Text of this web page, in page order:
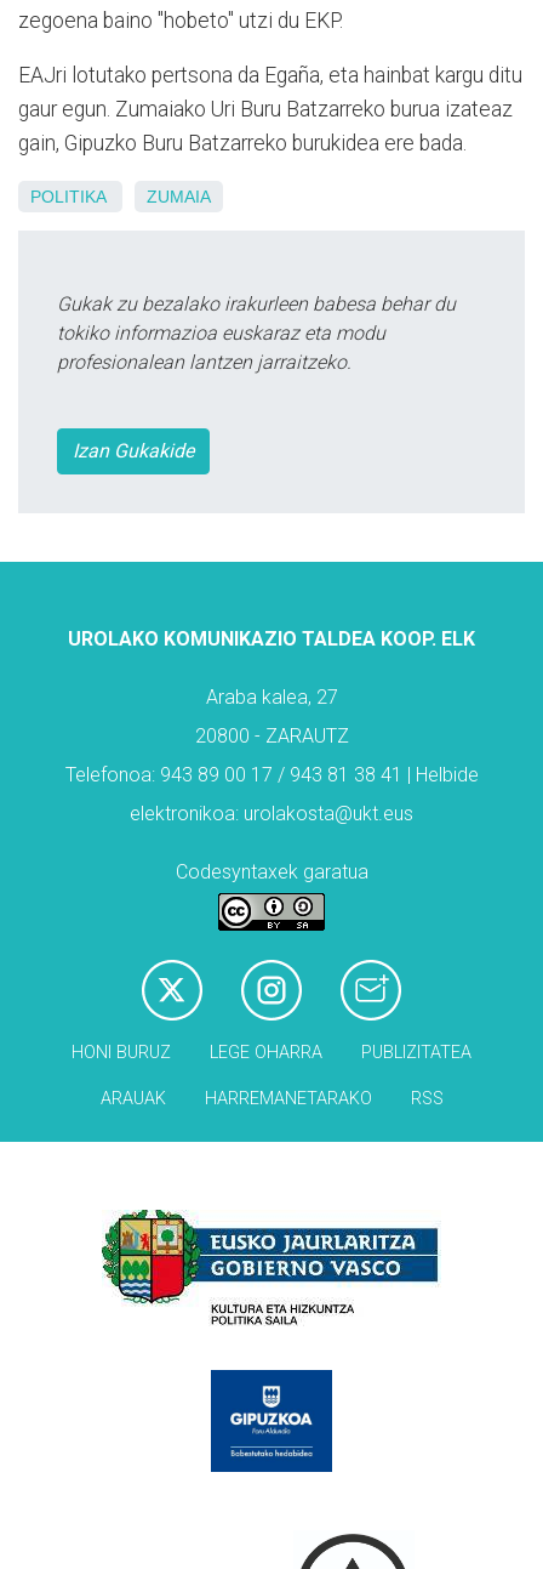
zegoena baino "hobeto" utzi du EKP.
EAJri lotutako pertsona da Egaña, eta hainbat kargu ditu
gaur egun. Zumaiako Uri Buru Batzarreko burua izateaz
gain, Gipuzko Buru Batzarreko burukidea ere bada.
POLITIKA ZUMAIA
Gukak zu bezalako irakurleen babesa behar du
tokiko informazioa euskaraz eta modu
profesionalean lantzen jarraitzeko.
Izan Gukakide
UROLAKO KOMUNIKAZIO TALDEA KOOP. ELK
Araba kalea, 27
20800 - ZARAUTZ
Telefonoa: 943 89 00 17 / 943 81 38 41 | Helbide
elektronikoa: urolakosta@ukt.eus
Codesyntaxek garatua
HONI BURUZ LEGE OHARRA PUBLIZITATEA
ARAUAK HARREMANETARAKO RSS